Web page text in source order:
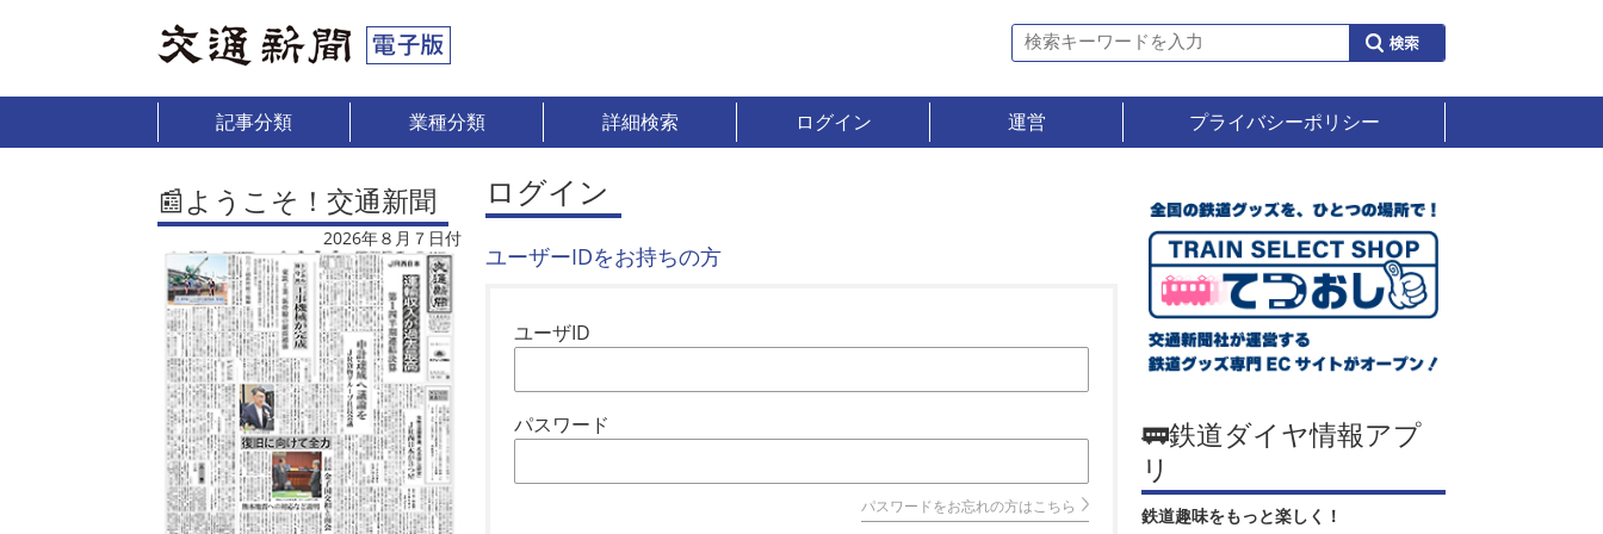
記事分類 業種分類 詳細検索 ログイン 運営 プライバシーポリシー
📰ようこそ！交通新聞
2026年８月７日付
ログイン
ユーザーIDをお持ちの方
ユーザID
パスワード
パスワードをお忘れの方はこちら
🚃鉄道ダイヤ情報アプ
リ
鉄道趣味をもっと楽しく！